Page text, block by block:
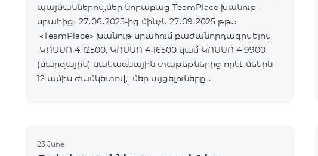
պայմաններով,մեր նորաբաց TeamPlace խանութ-
սրահից։ 27․06․2025-ից մինչև 27․09․2025 թթ․։
«TeamPlace» խանութ սրահում բաժանորդագրվելով
ԿՈՍՄՈ 4 12500, ԿՈՍՄՈ 4 16500 կամ ԿՈՍՄՈ 4 9900
(մարզային) սակագնային փաթեթներից որևէ մեկին
12 ամիս ժամկետով, մեր այցելուները
23 June